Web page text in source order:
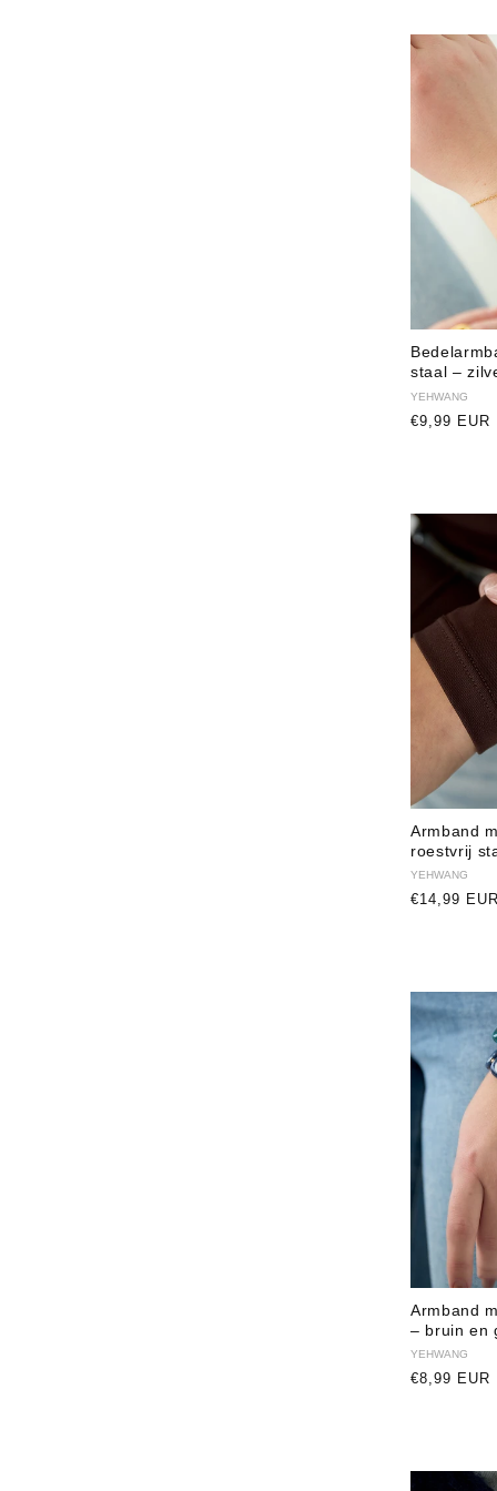
staal –
Verkoper:
YEHWANG
Normale
€9,99 EUR
Armband
roestvrij
Verkoper:
YEHWANG
Normale
€14,99 EUR
Armband
– bruin en
Verkoper:
YEHWANG
Normale
€8,99 EUR